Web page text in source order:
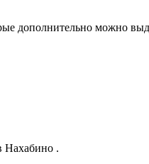
дополнительно можно
Нахабино .